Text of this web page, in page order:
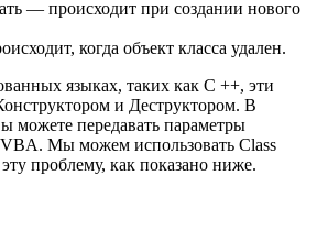
— происходит при создании нового
когда объект класса удален.
языках, таких как C ++, эти
и Деструктором. В
можете передавать параметры
VBA. Мы можем использовать Class
проблему, как показано ниже.